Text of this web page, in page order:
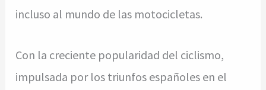
incluso al mundo de las motocicletas.
Con la creciente popularidad del ciclismo,
impulsada por los triunfos españoles en el